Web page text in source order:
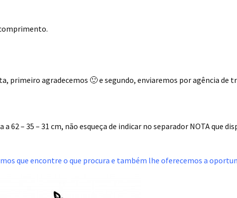
primeiro agradecemos 🙂 e segundo, enviaremos por agência de
62 – 35 – 31 cm, não esqueça de indicar no separador NOTA que
que encontre o que procura e também lhe oferecemos a